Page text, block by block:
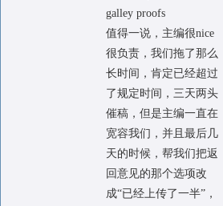
galley proofs
值得一说，主编很nice
很负责，我们拖了那么
长时间，肯定已经超过
了规定时间，三天两头
催稿，但是主编一直在
宽容我们，并且最后几
天的时候，帮我们把返
回意见的那个选项改
成“已经上传了一半”，